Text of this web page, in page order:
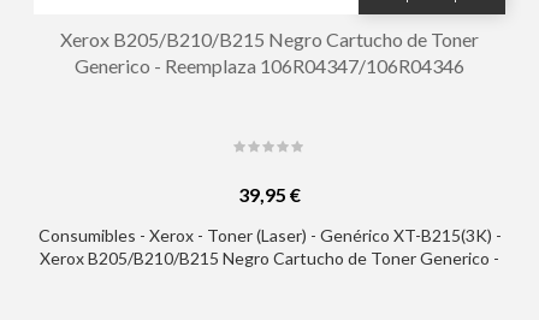
Xerox B205/B210/B215 Negro Cartucho de Toner
Generico - Reemplaza 106R04347/106R04346
39,95 €
Consumibles - Xerox - Toner (Laser) - Genérico XT-B215(3K) -
Xerox B205/B210/B215 Negro Cartucho de Toner Generico -